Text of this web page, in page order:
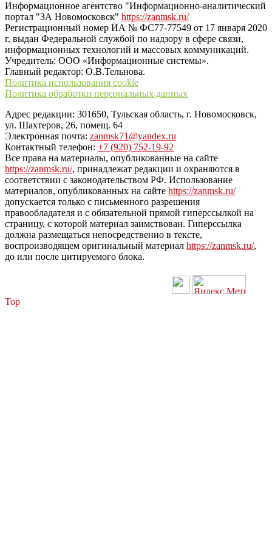
Информационное агентство "Информационно-аналитический
портал "ЗА Новомосковск" https://zanmsk.ru/
Регистрационный номер ИА № ФС77-77549 от 17 января 2020
г, выдан Федеральной службой по надзору в сфере связи,
информационных технологий и массовых коммуникаций.
Учредитель: ООО «Информационные системы».
Главный редактор: О.В.Тельнова.
Политика использования cookie
Политика обработки персональных данных
Адрес редакции: 301650, Тульская область, г. Новомосковск,
ул. Шахтеров, 26, помещ. 64
Электронная почта: zanmsk71@yandex.ru
Контактный телефон: +7 (920) 752-19-92
Все права на материалы, опубликованные на сайте
https://zanmsk.ru/, принадлежат редакции и охраняются в
соответствии с законодательством РФ. Использование
материалов, опубликованных на сайте https://zanmsk.ru/
допускается только с письменного разрешения
правообладателя и с обязательной прямой гиперссылкой на
страницу, с которой материал заимствован. Гиперссылка
должна размещаться непосредственно в тексте,
воспроизводящем оригинальный материал https://zanmsk.ru/,
до или после цитируемого блока.
Top